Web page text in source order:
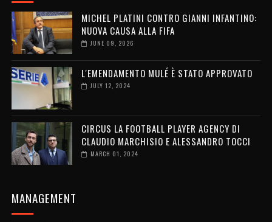
MICHEL PLATINI CONTRO GIANNI INFANTINO:
NUOVA CAUSA ALLA FIFA
JUNE 09, 2026
L'EMENDAMENTO MULÉ È STATO APPROVATO
JULY 12, 2024
CIRCUS LA FOOTBALL PLAYER AGENCY DI
CLAUDIO MARCHISIO E ALESSANDRO TOCCI
MARCH 01, 2024
MANAGEMENT